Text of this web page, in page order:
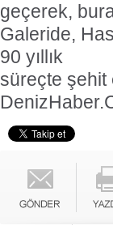
geçerek,
Galeride,
90 yıllık
süreçte şehit